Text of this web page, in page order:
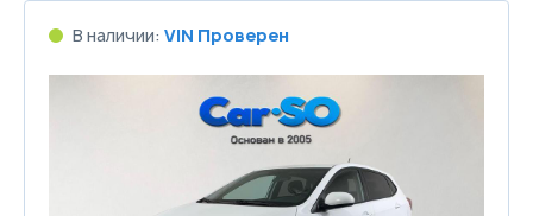
В наличии: VIN Проверен